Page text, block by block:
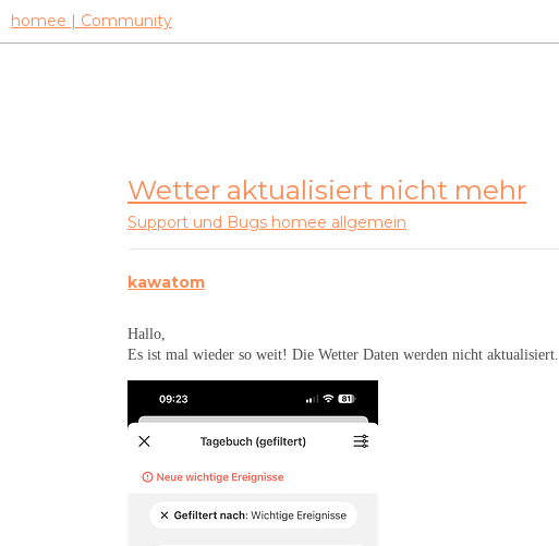
homee | Community
Wetter aktualisiert nicht mehr
Support und Bugs homee allgemein
kawatom
Hallo,
Es ist mal wieder so weit! Die Wetter Daten werden nicht aktualisiert.